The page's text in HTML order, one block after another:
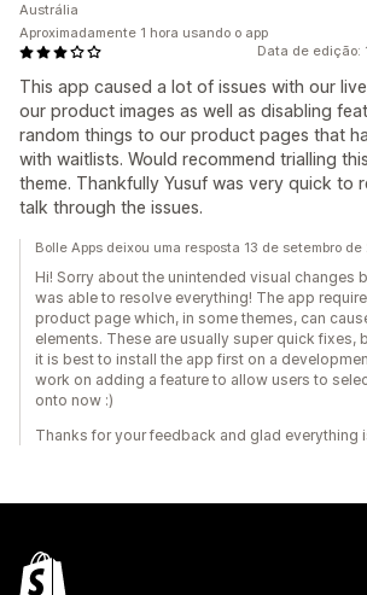
Data de edição:
This app caused a lot of issues with our
our product images as well as disabling
random things to our product pages that
with waitlists. Would recommend trialling
theme. Thankfully Yusuf was very quick to
talk through the issues.
Austrália
Aproximadamente 1 hora usando o app
Bolle Apps deixou uma resposta 13 de setembro de
Hi! Sorry about the unintended visual changes
was able to resolve everything! The app
product page which, in some themes, can
elements. These are usually super quick fixes,
it is best to install the app first on a
work on adding a feature to allow users to
onto now :)
Thanks for your feedback and glad everything